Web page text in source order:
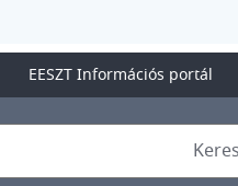
EESZT Információs portál